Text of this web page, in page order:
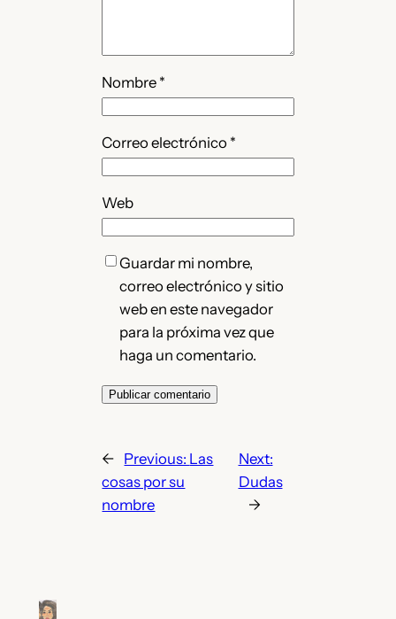
Nombre *
Correo electrónico *
Web
Guardar mi nombre,
correo electrónico y sitio
web en este navegador
para la próxima vez que
haga un comentario.
← Previous: Las
cosas por su
nombre
Next:
Dudas
→